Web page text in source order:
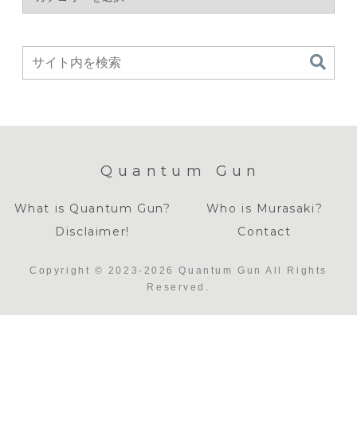
Quantum Gun
What is Quantum Gun?
Who is Murasaki?
Disclaimer!
Contact
Copyright © 2023-2026 Quantum Gun All Rights
Reserved.